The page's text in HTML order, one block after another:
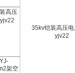
35kv铠装高压
yjv22